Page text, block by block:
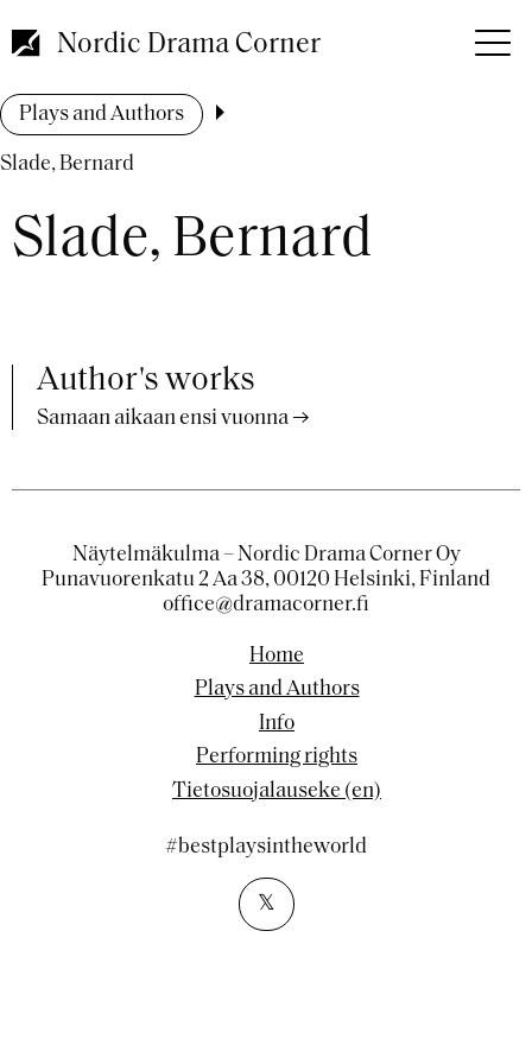
to
main
Nordic Drama Corner
Breadcrumb
Plays and Authors
Slade, Bernard
Slade, Bernard
Author's works
Samaan aikaan ensi vuonna
Näytelmäkulma – Nordic Drama Corner Oy
Punavuorenkatu 2 Aa 38, 00120 Helsinki, Finland
office@dramacorner.fi
Home
Plays and Authors
Info
Performing rights
Tietosuojalauseke (en)
#bestplaysintheworld
𝕏